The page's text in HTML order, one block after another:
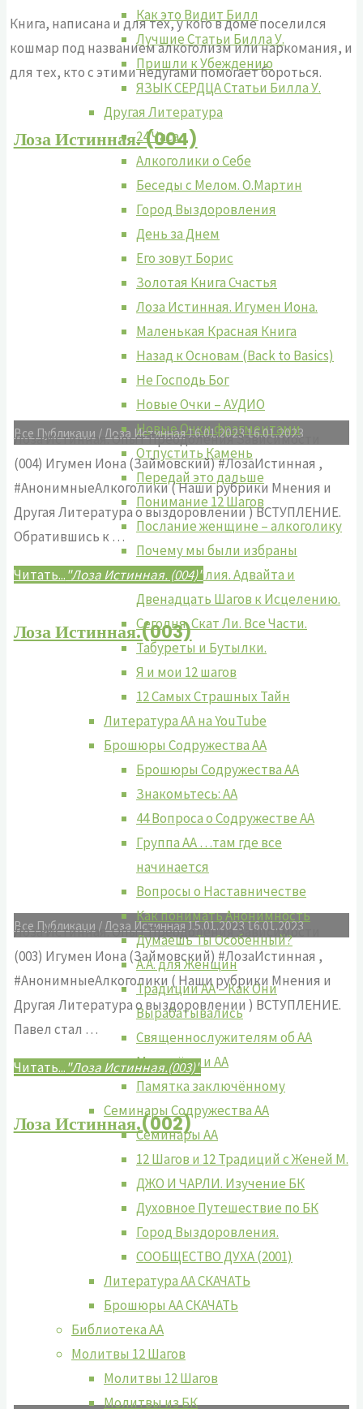
Как это Видит Билл
Лучшие Cтатьи Билла У.
Пришли к Убеждению
ЯЗЫК СЕРДЦА Статьи Билла У.
Другая Литература
24 Часа
Алкоголики о Себе
Беседы с Мелом. О.Мартин
Город Выздоровления
День за Днем
Его зовут Борис
Золотая Книга Счастья
Лоза Истинная. Игумен Иона.
Маленькая Красная Книга
Назад к Основам (Back to Basics)
Не Господь Бог
Новые Очки – АУДИО
Новые Очки фрагментами
Отпустить Камень
Передай это дальше
Понимание 12 Шагов
Послание женщине – алкоголику
Почему мы были избраны
Путь Бессилия. Адвайта и
Двенадцать Шагов к Исцелению.
Сегодня. Скат Ли. Все Части.
Табуреты и Бутылки.
Я и мои 12 шагов
12 Самых Страшных Тайн
Литература АА на YouTube
Брошюры Содружества АА
Брошюры Содружества АА
Знакомьтесь: АА
44 Вопроса о Содружестве АА
Группа АА …там где все
начинается
Вопросы о Наставничестве
Как понимать Анонимность
Думаешь Ты Особенный?
А.А. для Женщин
Традиции АА – Как Они
Вырабатывались
Священнослужителям об АА
Молодёжь и АА
Памятка заключённому
Семинары Содружества АА
Семинары АА
12 Шагов и 12 Традиций с Женей М.
ДЖО И ЧАРЛИ. Изучение БК
Духовное Путешествие по БК
Город Выздоровления.
СООБЩЕСТВО ДУХА (2001)
Литература АА СКАЧАТЬ
Брошюры АА СКАЧАТЬ
Библиотека АА
Молитвы 12 Шагов
Молитвы 12 Шагов
Молитвы из БК
Книга, написана и для тех, у кого в доме поселился
кошмар под названием алкоголизм или наркомания, и
для тех, кто с этими недугами помогает бороться.
Лоза Истинная. (004)
Все Публикаци / Лоза Истинная16.01.202316.01.2023
Лоза Истинная. Опыт Преодоления Зависимости
(004) Игумен Иона (Займовский) #ЛозаИстинная ,
#АнонимныеАлкоголики ( Наши рубрики Мнения и
Другая Литература о выздоровлении ) ВСТУПЛЕНИЕ.
Обратившись к …
Читать..."Лоза Истинная. (004)"
Лоза Истинная.(003)
Все Публикаци / Лоза Истинная15.01.202316.01.2023
Лоза Истинная. Опыт Преодоления Зависимости
(003) Игумен Иона (Займовский) #ЛозаИстинная ,
#АнонимныеАлкоголики ( Наши рубрики Мнения и
Другая Литература о выздоровлении ) ВСТУПЛЕНИЕ.
Павел стал …
Читать..."Лоза Истинная.(003)"
Лоза Истинная.(002)